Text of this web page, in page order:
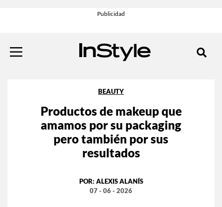
BEAUTY
Productos de makeup que
amamos por su packaging
pero también por sus
resultados
POR: ALEXIS ALANÍS
07 - 06 - 2026